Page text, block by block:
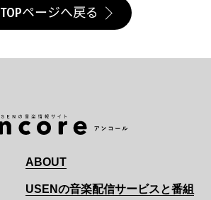
TOPページへ戻る
ABOUT
USENの音楽配信サービスと番組